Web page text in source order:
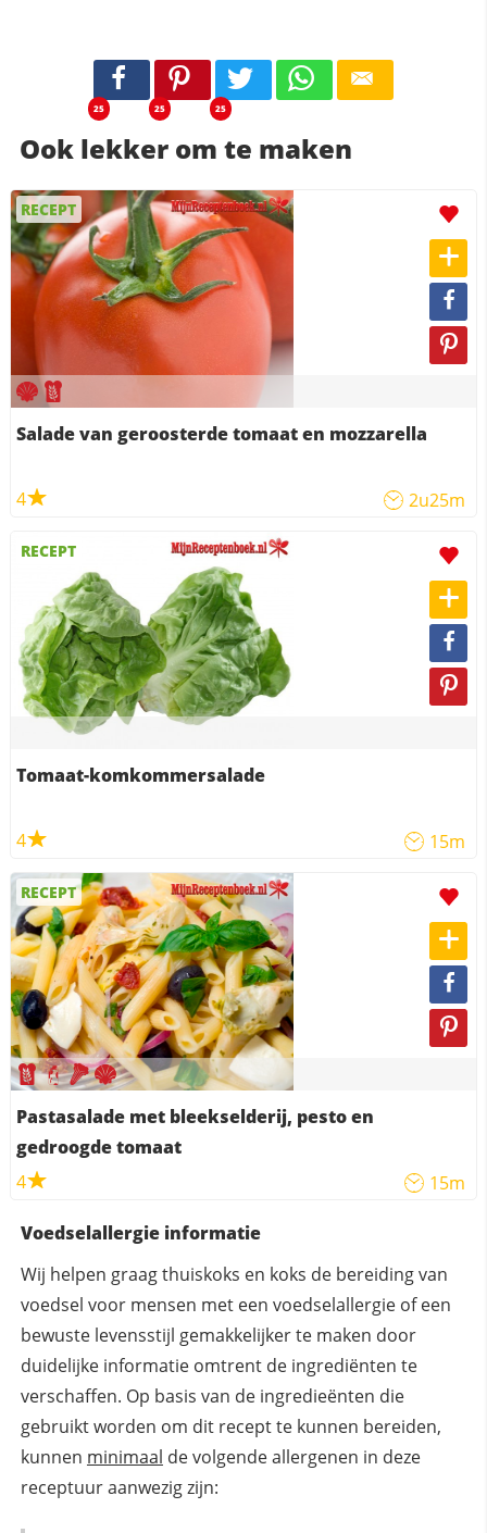
25 25 25
Ook lekker om te maken
RECEPT
Salade van geroosterde tomaat en mozzarella
4 2u25m
RECEPT
Tomaat-komkommersalade
4 15m
RECEPT
Pastasalade met bleekselderij, pesto en
gedroogde tomaat
4
15m
Voedselallergie informatie
Wij helpen graag thuiskoks en koks de bereiding van
voedsel voor mensen met een voedselallergie of een
bewuste levensstijl gemakkelijker te maken door
duidelijke informatie omtrent de ingrediënten te
verschaffen. Op basis van de ingredieënten die
gebruikt worden om dit recept te kunnen bereiden,
kunnen minimaal de volgende allergenen in deze
receptuur aanwezig zijn: